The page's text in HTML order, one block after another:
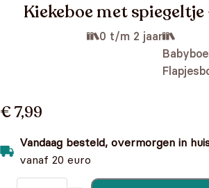
Kiekeboe met
0 t/m 2 jaar
€ 7,99
Vandaag besteld, overmorgen in
vanaf 20 euro